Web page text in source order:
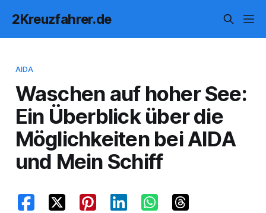
2Kreuzfahrer.de
AIDA
Waschen auf hoher See:
Ein Überblick über die
Möglichkeiten bei AIDA
und Mein Schiff